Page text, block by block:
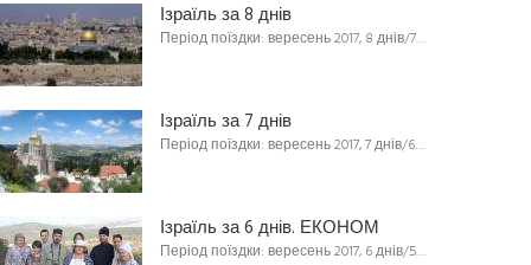
Ізраїль за 8 днів
Період поїздки: вересень 2017, 8 днів/7…
Ізраїль за 7 днів
Період поїздки: вересень 2017, 7 днів/6…
Ізраїль за 6 днів. ЕКОНОМ
Період поїздки: вересень 2017, 6 днів/5…